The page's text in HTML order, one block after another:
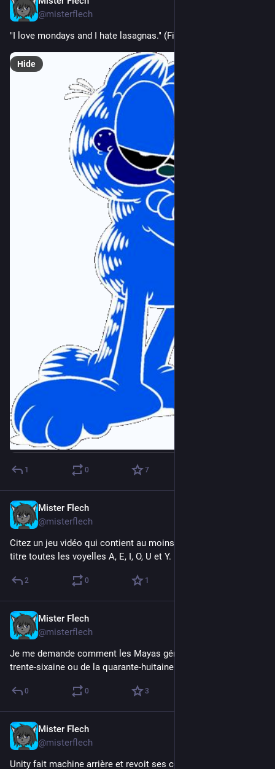
@misterflech
"I love mondays and I hate lasagnas." (Fieldgar)
Hide
1 0 7
Mister Flech
@misterflech
Citez un jeu vidéo qui contient au moins une fois dans son
titre toutes les voyelles A, E, I, O, U et Y.
2 0 1
Mister Flech
@misterflech
Je me demande comment les Mayas géraient leur crise de la
trente-sixaine ou de la quarante-huitaine.
0 0 3
Mister Flech
@misterflech
Unity fait machine arrière et revoit ses contrats dans des